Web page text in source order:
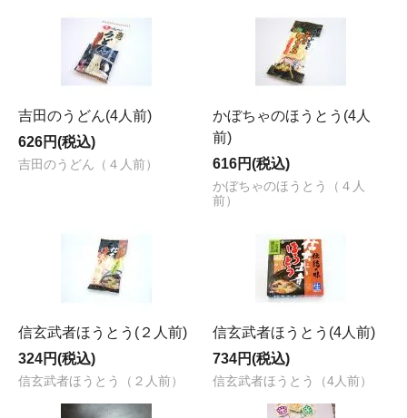
吉田のうどん(4人前)
626円(税込)
吉田のうどん（４人前）
かぼちゃのほうとう(4人
前)
616円(税込)
かぼちゃのほうとう（４人
前）
信玄武者ほうとう(２人前)
324円(税込)
信玄武者ほうとう（２人前）
信玄武者ほうとう(4人前)
734円(税込)
信玄武者ほうとう（4人前）